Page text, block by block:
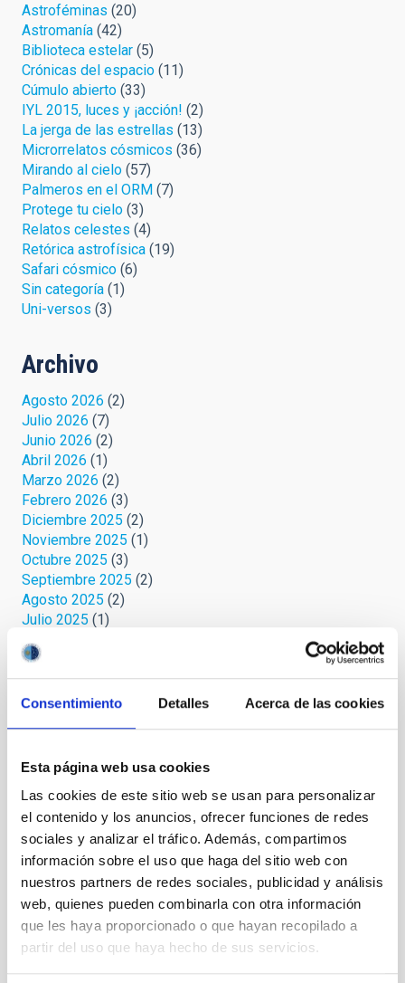
Consentimiento Detalles Acerca de las cookies
Esta página web usa cookies
Las cookies de este sitio web se usan para personalizar
el contenido y los anuncios, ofrecer funciones de redes
sociales y analizar el tráfico. Además, compartimos
información sobre el uso que haga del sitio web con
nuestros partners de redes sociales, publicidad y análisis
web, quienes pueden combinarla con otra información
que les haya proporcionado o que hayan recopilado a
partir del uso que haya hecho de sus servicios.
Astroféminas (20)
Astromanía (42)
Biblioteca estelar (5)
Crónicas del espacio (11)
Cúmulo abierto (33)
IYL 2015, luces y ¡acción! (2)
La jerga de las estrellas (13)
Microrrelatos cósmicos (36)
Mirando al cielo (57)
Palmeros en el ORM (7)
Protege tu cielo (3)
Relatos celestes (4)
Retórica astrofísica (19)
Safari cósmico (6)
Sin categoría (1)
Uni-versos (3)
Archivo
Agosto 2026 (2)
Julio 2026 (7)
Junio 2026 (2)
Abril 2026 (1)
Marzo 2026 (2)
Febrero 2026 (3)
Diciembre 2025 (2)
Noviembre 2025 (1)
Octubre 2025 (3)
Septiembre 2025 (2)
Agosto 2025 (2)
Julio 2025 (1)
Junio 2025
Abril 2025
Marzo 2025(2)
Febrero 2025(1)
Agosto 2024
(3)
Julio 2024
Junio 2024(2)
Mayo 2024(3)
Abril 2024 (2)
Marzo 2024 (1)
Febrero 2023(1)
Octubre 2022 (1)
Septiembre 2022
Agosto 2022
(1)
Junio 2022 (1)
Mayo 2022(3)